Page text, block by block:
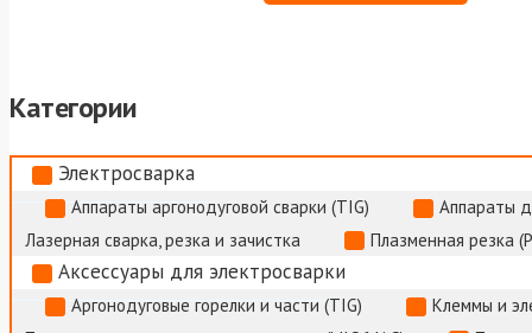
Категории
Электросварка
Аппараты аргонодуговой сварки (TIG)
Аппараты
Лазерная сварка, резка и зачистка
Плазменная резка
Аксессуары для электросварки
Аргонодуговые горелки и части (TIG)
Клеммы и